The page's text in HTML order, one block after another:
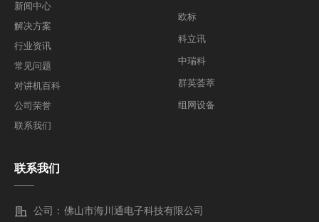
新闻中心
解决方案
行业资讯
常见问题
对讲机百科
公司荣誉
联系我们
欧标
科立讯
中瑞科
群英荟萃
组网设备
联系我们
——
公司： 佛山市海川通电子科技有限公司